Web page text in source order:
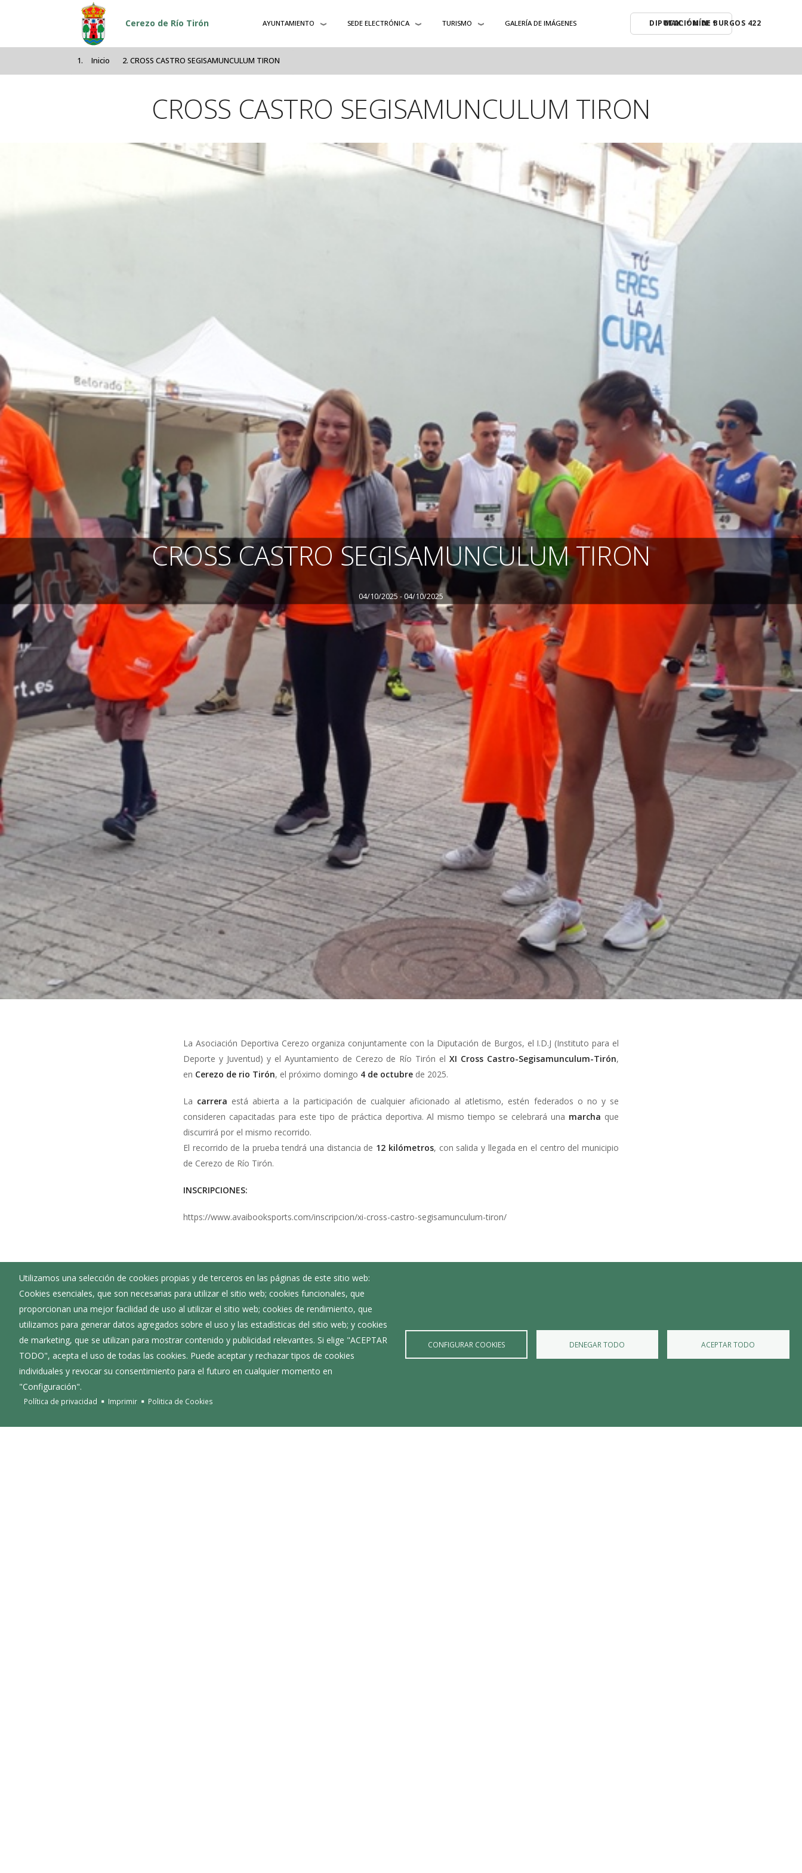
Pasar al contenido principal
Cerezo de Río Tirón AYUNTAMIENTO SEDE ELECTRÓNICA TURISMO GALERÍA DE IMÁGENES MAX: º MÍN: º
Inicio CROSS CASTRO SEGISAMUNCULUM TIRON
CROSS CASTRO SEGISAMUNCULUM TIRON
CROSS CASTRO SEGISAMUNCULUM TIRON
04/10/2025 - 04/10/2025
La Asociación Deportiva Cerezo organiza conjuntamente con la Diputación de Burgos, el I.D.J (Instituto para el
Deporte y Juventud) y el Ayuntamiento de Cerezo de Río Tirón elXI Cross Castro-Segisamunculum-Tirón,
en Cerezo de rio Tirón, el próximo domingo 4 de octubre de 2025.
La carrera está abierta a la participación de cualquier aficionado al atletismo, estén federados o no y se
consideren capacitadas para este tipo de práctica deportiva. Al mismo tiempo se celebrará una marcha que
discurrirá por el mismo recorrido.
El recorrido de la prueba tendrá una distancia de 12 kilómetros, con salida y llegada en el centro del municipio
de Cerezo de Río Tirón.
INSCRIPCIONES:
https://www.avaibooksports.com/inscripcion/xi-cross-castro-segisamunculum-tiron/
Archivos adjuntos
reglamento cartel
Utilizamos una selección de cookies propias y de terceros en las páginas de este sitio web:
Cookies esenciales, que son necesarias para utilizar el sitio web; cookies funcionales, que
proporcionan una mejor facilidad de uso al utilizar el sitio web; cookies de rendimiento, que
utilizamos para generar datos agregados sobre el uso y las estadísticas del sitio web; y cookies
de marketing, que se utilizan para mostrar contenido y publicidad relevantes. Si elige "ACEPTAR
TODO", acepta el uso de todas las cookies. Puede aceptar y rechazar tipos de cookies
individuales y revocar su consentimiento para el futuro en cualquier momento en
"Configuración".
Política de privacidad Imprimir Politica de Cookies
CONFIGURAR COOKIES DENEGAR TODO ACEPTAR TODO